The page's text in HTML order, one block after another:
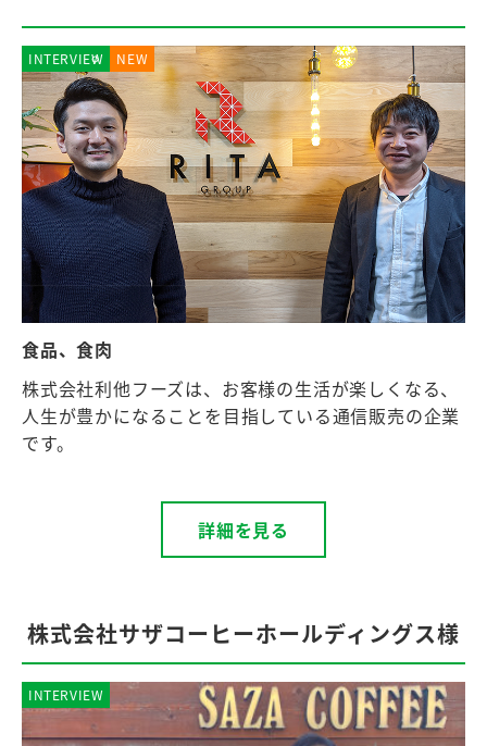
INTERVIEW NEW
食品、食肉
株式会社利他フーズは、お客様の生活が楽しくなる、
人生が豊かになることを目指している通信販売の企業
です。
詳細を見る
株式会社サザコーヒーホールディングス様
INTERVIEW